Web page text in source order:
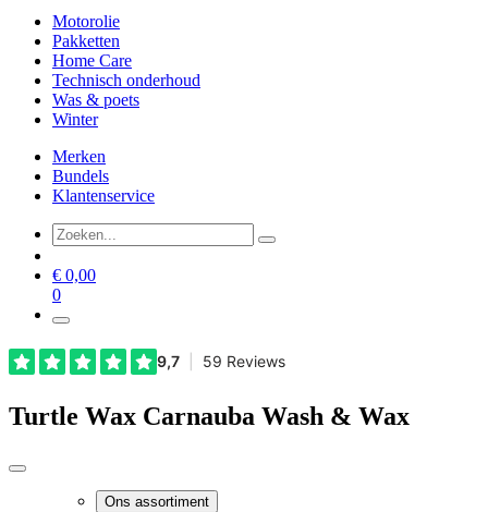
Motorolie
Pakketten
Home Care
Technisch onderhoud
Was & poets
Winter
Merken
Bundels
Klantenservice
€ 0,00
0
Turtle Wax Carnauba Wash & Wax
Ons assortiment